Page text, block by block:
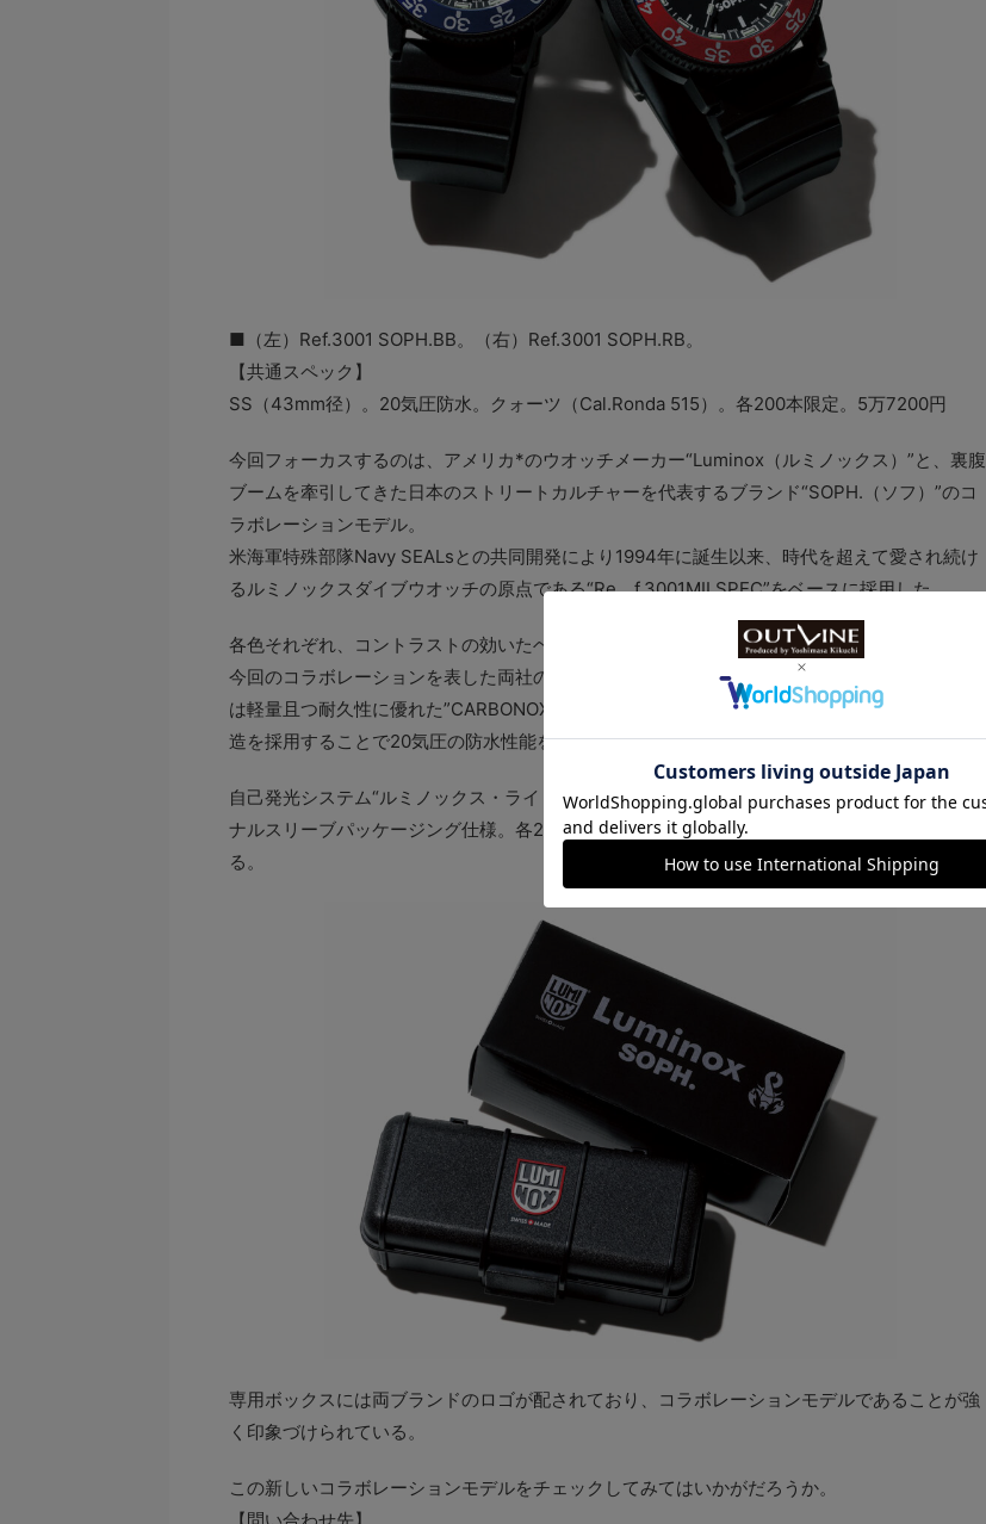
■（左）Ref.3001 SOPH.BB。（右）Ref.3001 SOPH.RB。
【共通スペック】
SS（43mm径）。20気圧防水。クォーツ（Cal.Ronda 515）。各200本限定。5万7200円
今回フォーカスするのは、アメリカ*のウオッチメーカー“Luminox（ルミノックス）”と、裏腹
ブームを牽引してきた日本のストリートカルチャーを代表するブランド“SOPH.（ソフ）”のコ
ラボレーションモデル。
米海軍特殊部隊Navy SEALsとの共同開発により1994年に誕生以来、時代を超えて愛され続け
るルミノックスダイブウオッチの原点である“Re f.3001MILSPEC”をベースに採用した。
各色それぞれ、コントラストの効いたベゼル、ブランドロゴをあしらった文字盤、裏ブタには
今回のコラボレーションを表した両社のロゴをエッジングしたものをカスタマイズ。ケースに
は軽量且つ耐久性に優れた”CARBONOX“を使用し、防水、耐圧性能を高めた2重のリューズ構
造を採用することで20気圧の防水性能を実現した。
自己発光システム“ルミノックス・ライト・テクノロジー”を搭載し最長25年間も発光。オリジ
ナルスリーブパッケージング仕様。各200本限定となるリミテッドエディションとなってい
る。
専用ボックスには両ブランドのロゴが配されており、コラボレーションモデルであることが強
く印象づけられている。
この新しいコラボレーションモデルをチェックしてみてはいかがだろうか。